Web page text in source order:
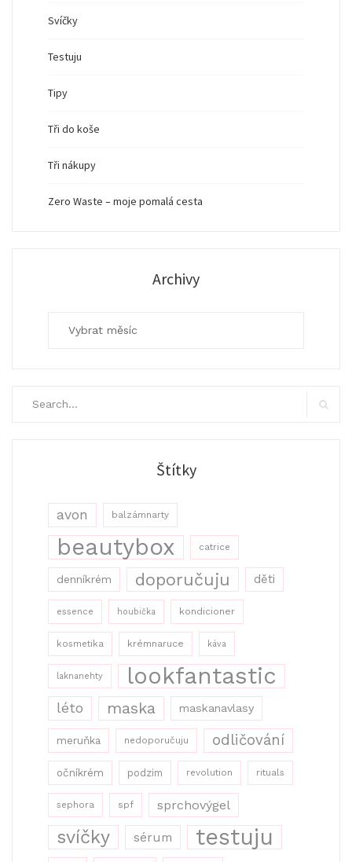
Svíčky
Testuju
Tipy
Tři do koše
Tři nákupy
Zero Waste – moje pomalá cesta
Archivy
Štítky
avon balzámnarty
beautybox catrice
denníkrém doporučuju děti
essence houbička kondicioner
kosmetika krémnaruce káva
laknanehty lookfantastic
léto maska maskanavlasy
meruňka nedoporučuju odličování
očníkrém podzim revolution rituals
sephora spf sprchovýgel
svíčky sérum testuju